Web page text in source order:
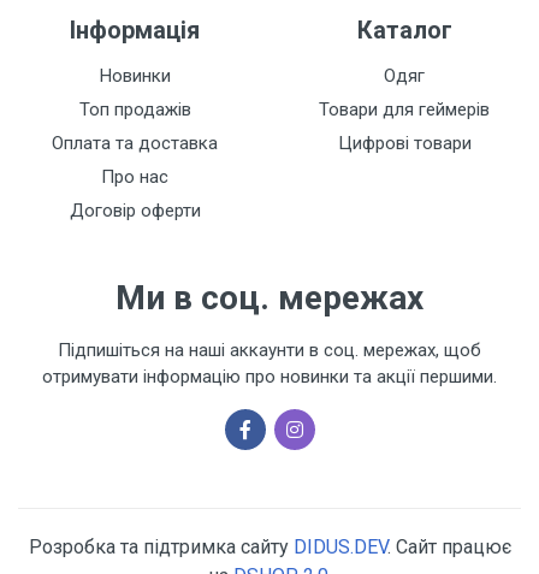
Інформація
Новинки
Топ продажів
Оплата та доставка
Про нас
Договір оферти
Каталог
Одяг
Товари для геймерів
Цифрові товари
Ми в соц. мережах
Підпишіться на наші аккаунти в соц. мережах, щоб
отримувати інформацію про новинки та акції першими.
Розробка та підтримка сайту DIDUS.DEV. Сайт працює